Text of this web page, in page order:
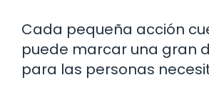
Cada pequeña acción
puede marcar una gran
para las personas